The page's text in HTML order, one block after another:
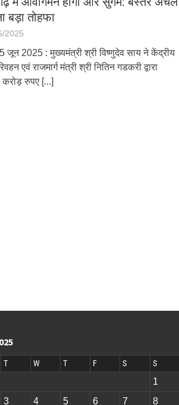
बड़ा तोहफा
2025
जून 2025 : मुख्यमंत्री श्री विष्णुदेव साय ने केंद्रीय
एवं राजमार्ग मंत्री श्री नितिन गडकरी द्वारा
रुपए [...]
T W T F S S
1
3 4 5 6 7 8